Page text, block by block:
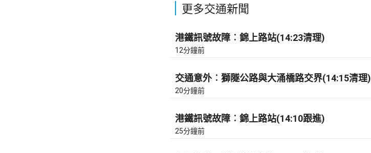
更多交通新聞
港鐵訊號故障︰錦上路站(14:23清理)
12分鐘前
交通意外︰獅隧公路與大涌橋路交界(14:15清理)
20分鐘前
港鐵訊號故障︰錦上路站(14:10跟進)
25分鐘前